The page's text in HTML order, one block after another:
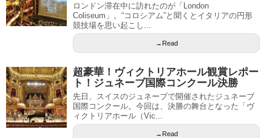
ロンドン滞在中に訪れたのが「London
Coliseum」。“コロシアム”と聞くとイタリアの円形
競技場を思い起こし...
→Read
超豪華！ヴィクトリアホール観賞レポー
ト！ジュネーブ国際コンクール決勝
先日、スイスのジュネーブで開催されたジュネーブ
国際コンクール。今回は、決勝の舞台となった「ヴ
ィクトリアホール（Vic...
→Read